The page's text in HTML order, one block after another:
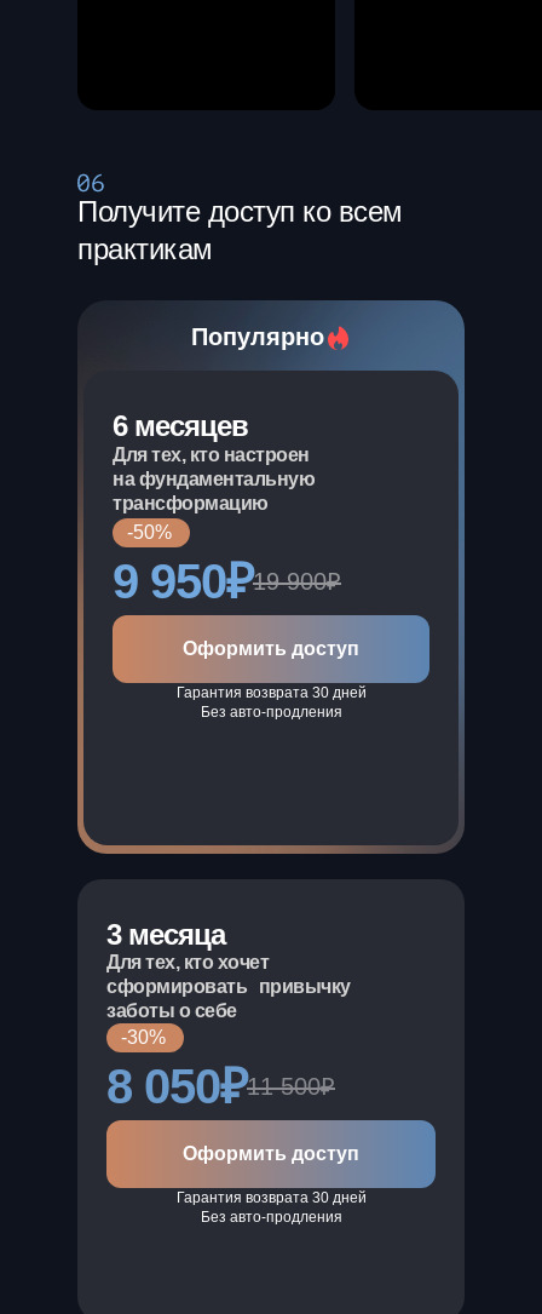
Получите доступ ко всем
практикам
6 месяцев
Для тех, кто настроен
на фундаментальную
трансформацию
-50%
9 950₽19 900₽
Оформить доступ
Гарантия возврата 30 дней
Без авто-продления
3 месяца
Для тех, кто хочет
сформировать привычку
заботы о себе
-30%
8 050₽11 500₽
Оформить доступ
Гарантия возврата 30 дней
Без авто-продления
Популярно